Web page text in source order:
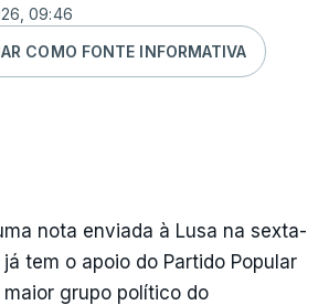
09:46
COMO FONTE INFORMATIVA
nota enviada à Lusa na sexta-
tem o apoio do Partido Popular
maior grupo político do